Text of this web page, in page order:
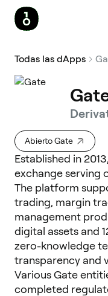
Todas las dApps
Abierto Gate
Established in
exchange serving
The platform
trading, margin
management
digital assets and
zero-knowledge
transparency and
Various Gate
completed